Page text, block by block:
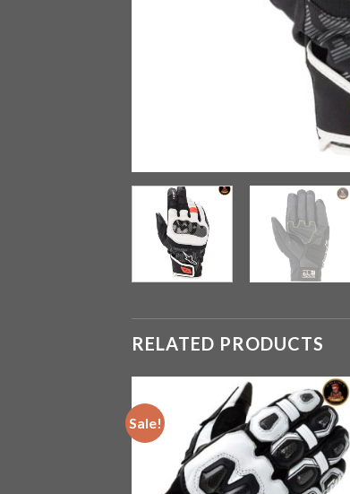
RELATED PRODUCTS
Sale!
Add to
wishlist